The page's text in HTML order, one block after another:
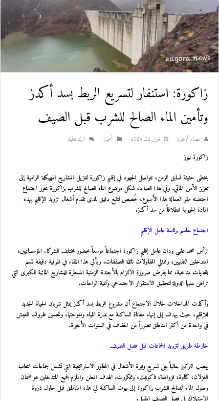
زاكورة: استنفار لتسريع الربط بسد أكدز
وتأمين الماء الصالح للشرب قبل الصيف
عصام أوخويا فبراير 22, 2026 أخبار اترك تعليقا
زاكورة نيوز
بخطى حثيثة تسابق الزمن، تتواصل الجهود في إقليم زاكورة لتنزيل المشاريع المهيكلة الرامية إلى
تعزيز الأمن المائي. وفي هذا الصدد، شكل موضوع الماء الصالح للشرب بزاكورة محور اجتماع
احتضنه مقر العمالة هذا الأسبوع، خُصص لتتبع دقيق لمدى تقدم أشغال تزويد الإقليم بهذه
المادة الحيوية انطلاقاً من سد أكدز.
اجتماع حاسم برئاسة عامل الإقليم
ترأس محمد علمي ودان عامل إقليم زاكورة اجتماعاً موسعاً بحضور مختلف الشركاء المؤسساتيين،
المتدخلين التقنيين، وممثلي المقاولات نائلة الصفقات. ويأتي هذا اللقاء في ظرفية دقيقة تتسم
بتحديات مناخية، مما يفرض ضرورة الالتزام بالأجندة الزمنية المسطرة للمشاريع المائية الكبرى التي
تراهن عليها الدولة لتحقيق الاستقرار الاجتماعي وتنمية الواحات.
وأكدت المداخلات خلال الاجتماع أن مشروع الربط بسد أكدز يمثل شريان الحياة الجديد
للإقليم، حيث يهدف إلى إنهاء معاناة الساكنة مع ندرة المياه وملوحتها، وتحسين ظروف العيش
في واحدة من أكثر المناطق تضرراً من الجفاف في السنوات الأخيرة.
خارطة طريق لتزويد الجماعات قبل فصل الصيف
ينصب التركيز حالياً على تسريع وتيرة الأشغال في المحاور الاستراتيجية التي تشمل جماعات امحاميد
الغزلان، كتاوة، فزواطة، تاكونيت، وتمكروت. الهدف المعلن والملزم لجميع المتدخلين هو ضمان
وصول الماء الصالح للشرب بزاكورة إلى بيوت الساكنة في هذه المناطق قبل حلول ذروة
الاستهلاك في فصل الصيف المقبل.